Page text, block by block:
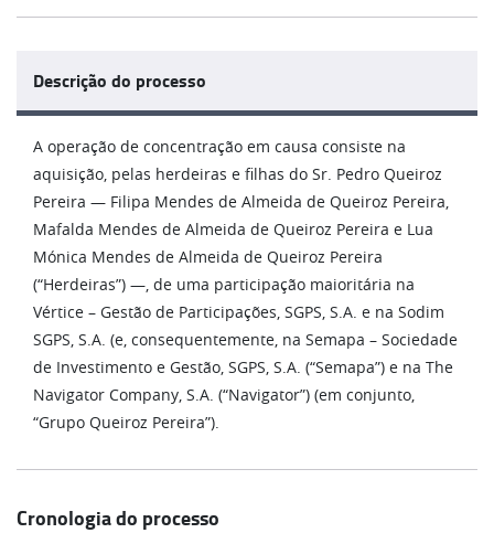
Descrição do processo
A operação de concentração em causa consiste na
aquisição, pelas herdeiras e filhas do Sr. Pedro Queiroz
Pereira — Filipa Mendes de Almeida de Queiroz Pereira,
Mafalda Mendes de Almeida de Queiroz Pereira e Lua
Mónica Mendes de Almeida de Queiroz Pereira
(“Herdeiras”) —, de uma participação maioritária na
Vértice – Gestão de Participações, SGPS, S.A. e na Sodim
SGPS, S.A. (e, consequentemente, na Semapa – Sociedade
de Investimento e Gestão, SGPS, S.A. (“Semapa”) e na The
Navigator Company, S.A. (“Navigator”) (em conjunto,
“Grupo Queiroz Pereira”).
Cronologia do processo